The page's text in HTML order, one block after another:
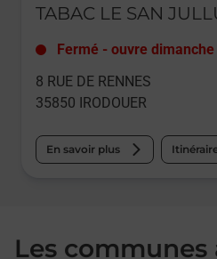
TABAC LE SAN
Fermé - ouvre dimanche
8 RUE DE RENNES
35850 IRODOUER
En savoir plus
Les